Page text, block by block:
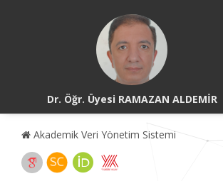
Dr. Öğr. Üyesi RAMAZAN ALDEMİR
Akademik Veri Yönetim Sistemi